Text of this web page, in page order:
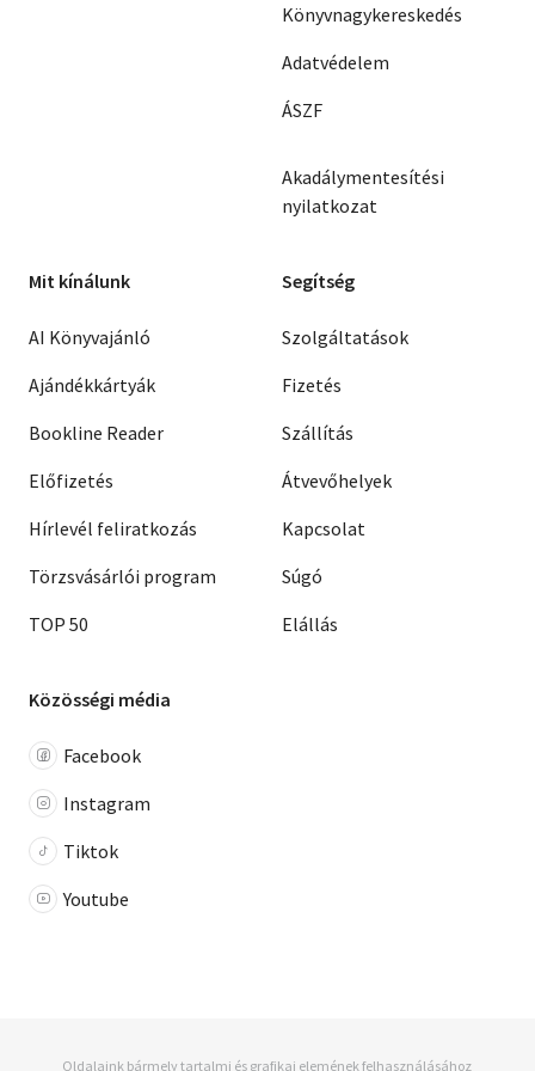
Könyvnagykereskedés
Adatvédelem
ÁSZF
Akadálymentesítési
nyilatkozat
Mit kínálunk
AI Könyvajánló
Ajándékkártyák
Bookline Reader
Előfizetés
Hírlevél feliratkozás
Törzsvásárlói program
TOP 50
Segítség
Szolgáltatások
Fizetés
Szállítás
Átvevőhelyek
Kapcsolat
Súgó
Elállás
Közösségi média
Facebook
Instagram
Tiktok
Youtube
Oldalaink bármely tartalmi és grafikai elemének felhasználásához